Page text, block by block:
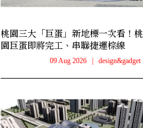
桃園三大「巨蛋」新地標一次看！桃
園巨蛋即將完工、串聯捷運棕線
09 Aug 2026 | design&gadget